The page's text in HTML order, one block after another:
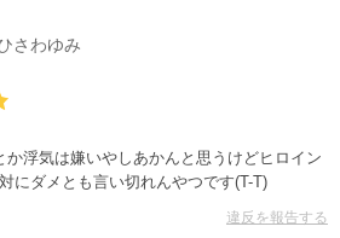
さわゆみ
か浮気は嫌いやしあかんと思うけどヒロイン
にダメとも言い切れんやつです(T-T)
違反を報告する